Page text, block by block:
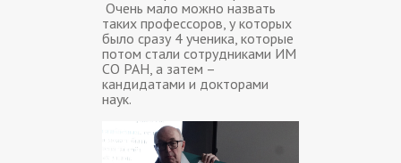
Очень мало можно назвать
таких профессоров, у которых
было сразу 4 ученика, которые
потом стали сотрудниками ИМ
СО РАН, а затем –
кандидатами и докторами
наук.